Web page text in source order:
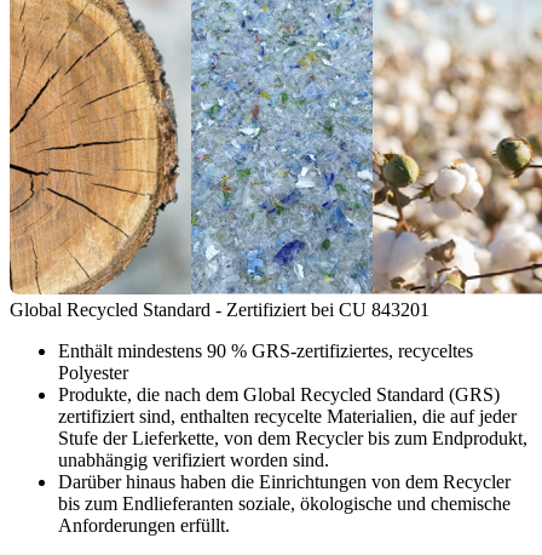
Global Recycled Standard - Zertifiziert bei CU 843201
Enthält mindestens 90 % GRS-zertifiziertes, recyceltes
Polyester
Produkte, die nach dem Global Recycled Standard (GRS)
zertifiziert sind, enthalten recycelte Materialien, die auf jeder
Stufe der Lieferkette, von dem Recycler bis zum Endprodukt,
unabhängig verifiziert worden sind.
Darüber hinaus haben die Einrichtungen von dem Recycler
bis zum Endlieferanten soziale, ökologische und chemische
Anforderungen erfüllt.